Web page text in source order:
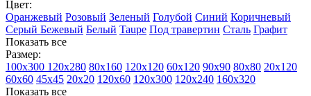
Цвет:
Оранжевый Розовый Зеленый Голубой Синий Коричневый
Серый Бежевый Белый Taupe Под травертин Сталь Графит
Показать все
Размер:
100х300 120х280 80х160 120х120 60х120 90х90 80х80 20х120
60х60 45х45 20х20 120х60 120х300 120х240 160х320
Показать все